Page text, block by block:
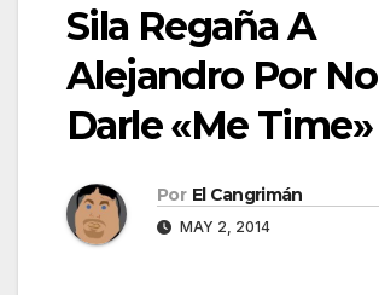
Sila Regaña A
Alejandro Por No
Darle «Me Time»
Por El Cangrimán
MAY 2, 2014